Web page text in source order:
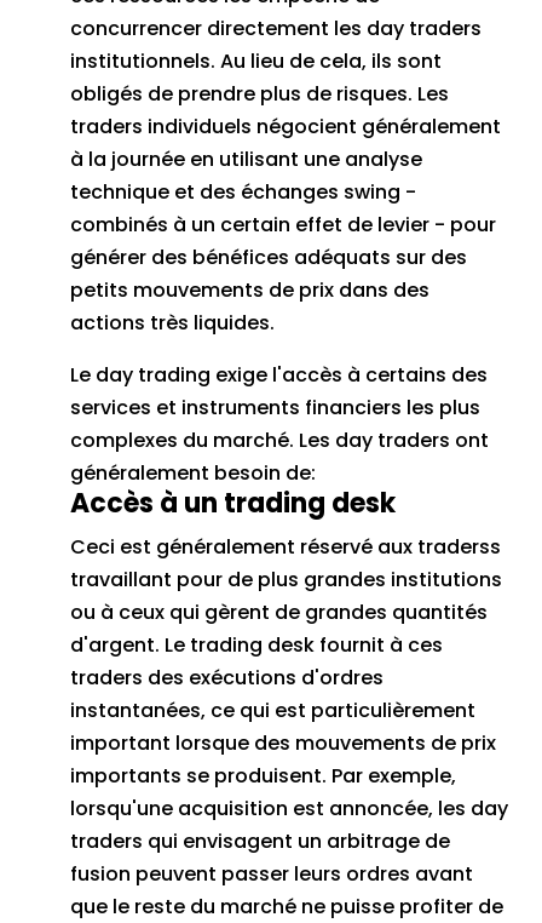
concurrencer directement les day traders
institutionnels. Au lieu de cela, ils sont
obligés de prendre plus de risques. Les
traders individuels négocient généralement
à la journée en utilisant une analyse
technique et des échanges swing -
combinés à un certain effet de levier - pour
générer des bénéfices adéquats sur des
petits mouvements de prix dans des
actions très liquides.
Le day trading exige l'accès à certains des
services et instruments financiers les plus
complexes du marché. Les day traders ont
généralement besoin de:
Accès à un trading desk
Ceci est généralement réservé aux traderss
travaillant pour de plus grandes institutions
ou à ceux qui gèrent de grandes quantités
d'argent. Le trading desk fournit à ces
traders des exécutions d'ordres
instantanées, ce qui est particulièrement
important lorsque des mouvements de prix
importants se produisent. Par exemple,
lorsqu'une acquisition est annoncée, les day
traders qui envisagent un arbitrage de
fusion peuvent passer leurs ordres avant
que le reste du marché ne puisse profiter de